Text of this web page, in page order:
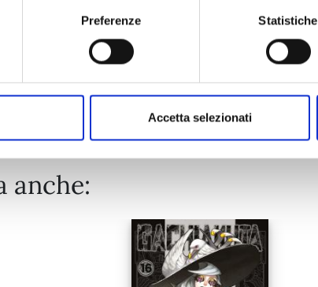
Preferenze Statistiche
Accetta selezionati
Mostra tutto
anche: